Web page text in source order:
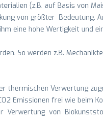
(z.B. auf Basis von
von größter Bedeutung.
eine hohe Wertigkeit und
So werden z.B.
thermischen Verwertung
Emissionen frei wie beim
Verwertung von